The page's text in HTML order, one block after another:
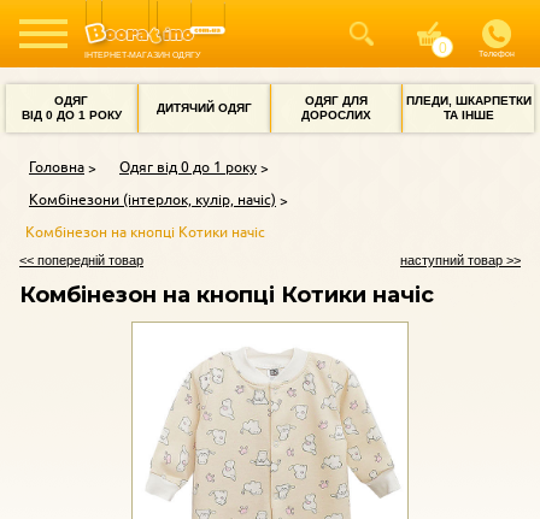
ІНТЕРНЕТ-МАГАЗИН ОДЯГУ Телефон
ОДЯГ
ВІД 0 ДО 1 РОКУ
ДИТЯЧИЙ ОДЯГ
ОДЯГ ДЛЯ
ДОРОСЛИХ
ПЛЕДИ, ШКАРПЕТКИ
ТА ІНШЕ
Головна
Одяг від 0 до 1 року
Комбінезони (інтерлок, кулір, начіс)
Комбінезон на кнопці Котики начіс
<< попередній товар наступний товар >>
Комбінезон на кнопці Котики начіс